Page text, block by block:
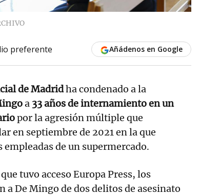
preferente Añádenos en Google
de Madridha condenado a la
a 33 años de internamiento en un
por la agresión múltiple que
en septiembre de 2021 en la que
de un supermercado.
tuvo acceso Europa Press, los
a De Mingo de dos delitos de asesinato